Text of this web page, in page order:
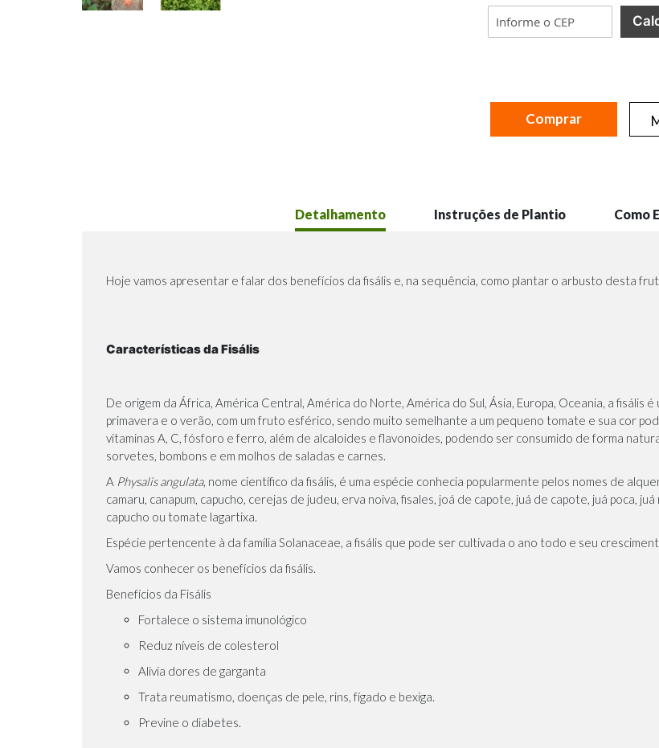
Comprar
Detalhamento
Hoje vamos apresentar e falar dos benefícios da fisális e, na sequência, como plantar o arbusto desta
Características da Fisális
De origem da África, América Central, América do Norte, América do Sul, Ásia, Europa, Oceania, a fisális
primavera e o verão, com um fruto esférico, sendo muito semelhante a um pequeno tomate e sua cor
vitaminas A, C, fósforo e ferro, além de alcaloides e flavonoides, podendo ser consumido de forma
sorvetes, bombons e em molhos de saladas e carnes.
A Physalis angulata, nome científico da fisális, é uma espécie conhecia popularmente pelos nomes de
camaru, canapum, capucho, cerejas de judeu, erva noiva, fisales, joá de capote, juá de capote, juá poca,
capucho ou tomate lagartixa.
Espécie pertencente à da família Solanaceae, a fisális que pode ser cultivada o ano todo e seu
Vamos conhecer os benefícios da fisális.
Benefícios da Fisális
Fortalece o sistema imunológico
Reduz níveis de colesterol
Alivia dores de garganta
Trata reumatismo, doenças de pele, rins, fígado e bexiga.
Previne o diabetes.
Instruções de Plantio Como